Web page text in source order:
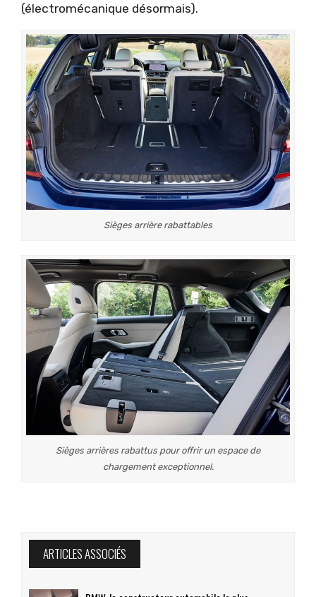
(électromécanique désormais).
Sièges arrière rabattables
Sièges arrières rabattus pour offrir un espace de
chargement exceptionnel.
ARTICLES ASSOCIÉS